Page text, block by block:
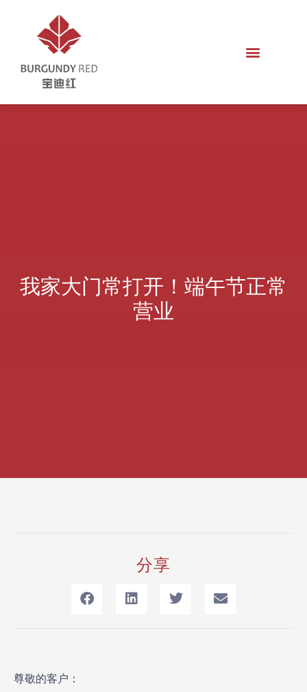
我家大门常打开！端午节正常
营业
分享
尊敬的客户：